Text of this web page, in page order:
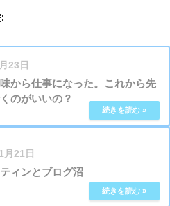
23日
から仕事になった。これから先
のがいいの？
月21日
ィンとブログ沼